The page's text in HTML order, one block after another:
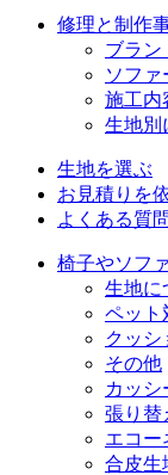
修理と制作
ブラン
ソファ
施工内
生地別
生地を選ぶ
お見積りを
よくある質問
椅子やソフ
生地に
ペット
クッシ
その他
カッシ
張り替
エコ
合皮生